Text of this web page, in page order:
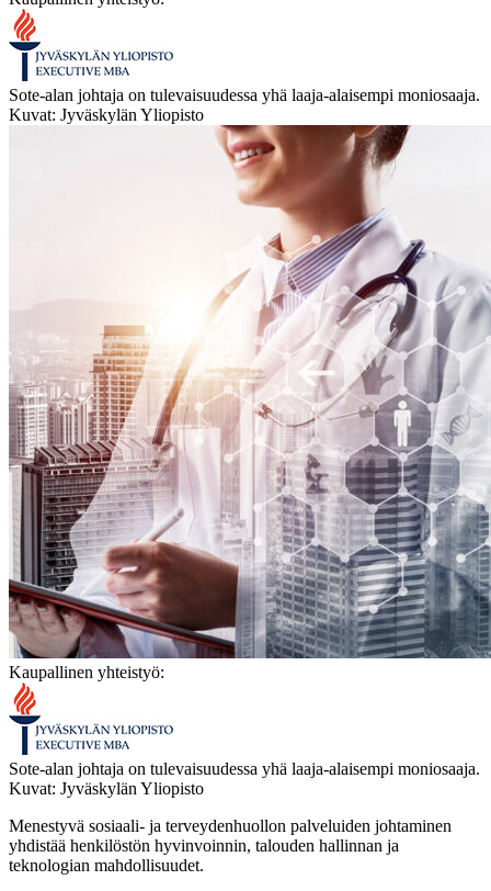
Sote-alan johtaja on tulevaisuudessa yhä laaja-alaisempi moniosaaja.
Kuvat: Jyväskylän Yliopisto
Kaupallinen yhteistyö:
Sote-alan johtaja on tulevaisuudessa yhä laaja-alaisempi moniosaaja.
Kuvat: Jyväskylän Yliopisto
Menestyvä sosiaali- ja terveydenhuollon palveluiden johtaminen
yhdistää henkilöstön hyvinvoinnin, talouden hallinnan ja
teknologian mahdollisuudet.